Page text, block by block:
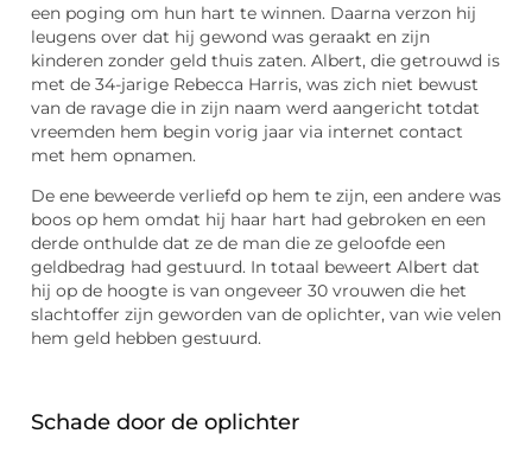
een poging om hun hart te winnen. Daarna verzon hij
leugens over dat hij gewond was geraakt en zijn
kinderen zonder geld thuis zaten. Albert, die getrouwd is
met de 34-jarige Rebecca Harris, was zich niet bewust
van de ravage die in zijn naam werd aangericht totdat
vreemden hem begin vorig jaar via internet contact
met hem opnamen.
De ene beweerde verliefd op hem te zijn, een andere was
boos op hem omdat hij haar hart had gebroken en een
derde onthulde dat ze de man die ze geloofde een
geldbedrag had gestuurd. In totaal beweert Albert dat
hij op de hoogte is van ongeveer 30 vrouwen die het
slachtoffer zijn geworden van de oplichter, van wie velen
hem geld hebben gestuurd.
Schade door de oplichter